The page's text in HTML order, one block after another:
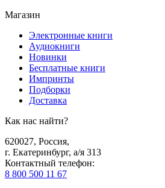
Магазин
Электронные книги
Аудиокниги
Новинки
Бесплатные книги
Импринты
Подборки
Доставка
Как нас найти?
620027, Россия,
г. Екатеринбург, а/я 313
Контактный телефон:
8 800 500 11 67